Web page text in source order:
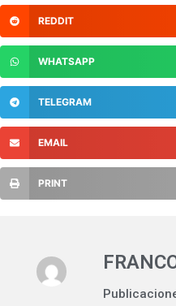
REDDIT
WHATSAPP
TELEGRAM
EMAIL
PRINT